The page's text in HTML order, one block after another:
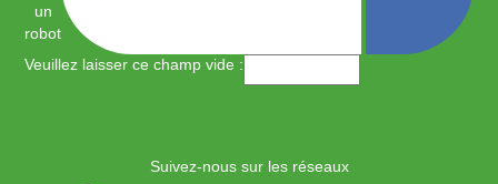
un
robot
Veuillez laisser ce champ vide :
Suivez-nous sur les réseaux